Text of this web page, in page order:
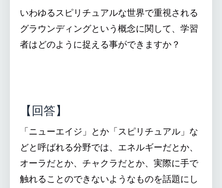
いわゆるスピリチュアルな世界で重視される
グラウンディングという概念に関して、学習
者はどのように捉える事ができますか？
【回答】
「ニューエイジ」とか「スピリチュアル」な
どと呼ばれる分野では、エネルギーだとか、
オーラだとか、チャクラだとか、実際に手で
触れることのできないようなものを話題にし